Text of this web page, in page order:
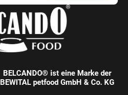
BELCANDO® ist eine Marke der
BEWITAL petfood GmbH & Co. KG